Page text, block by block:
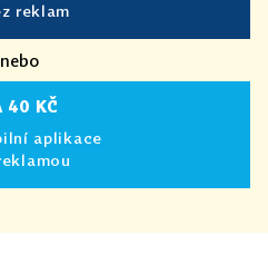
reklam
nebo
40 KČ
aplikace